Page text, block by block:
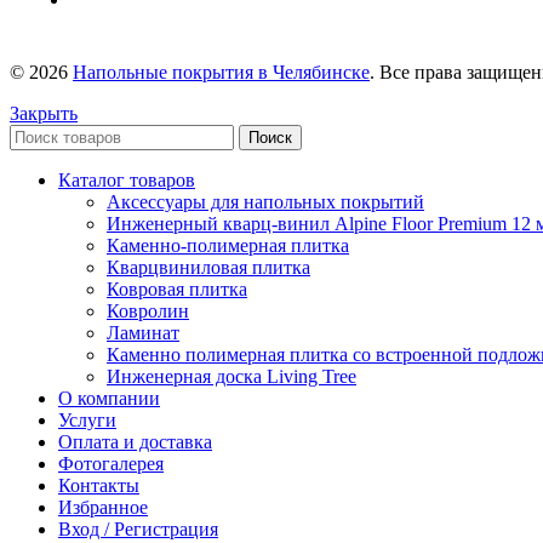
© 2026 Напольные покрытия в Челябинске. Все права
Закрыть
Поиск
Каталог товаров
Аксессуары для напольных покрытий
Инженерный кварц-винил Alpine Floor Premium 12
Каменно-полимерная плитка
Кварцвиниловая плитка
Ковровая плитка
Ковролин
Ламинат
Каменно полимерная плитка со встроенной
Инженерная доска Living Tree
О компании
Услуги
Оплата и доставка
Фотогалерея
Контакты
Избранное
Вход / Регистрация